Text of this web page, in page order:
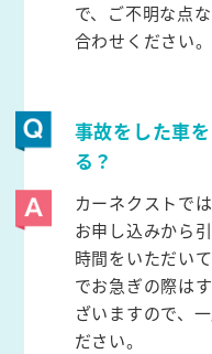
で、ご不明な点
合わせください。
事故をした車
る？
カーネクストで
お申し込みから
時間をいただい
でお急ぎの際は
ざいますので、
ださい。